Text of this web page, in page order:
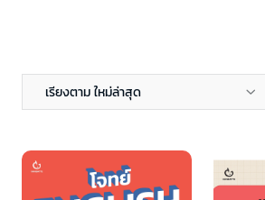
เรียงตาม ใหม่ล่าสุด